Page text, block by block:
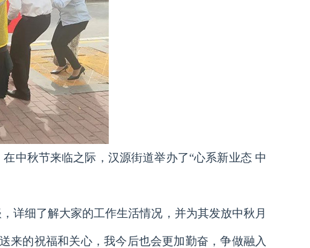
中秋节来临之际，汉源街道举办了“心系新业态 中
详细了解大家的工作生活情况，并为其发放中秋月
来的祝福和关心，我今后也会更加勤奋，争做融入